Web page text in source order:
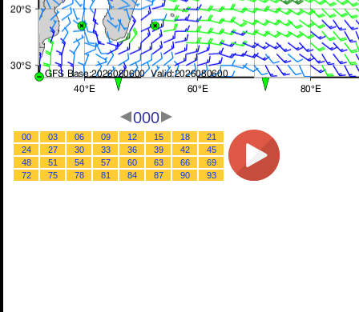
000
00 03 06 09 12 15 18
21
24
27 30 33 36 39 42
45
48
51 54 57 60 63 66
69
72
75 78 81 84 87 90 93